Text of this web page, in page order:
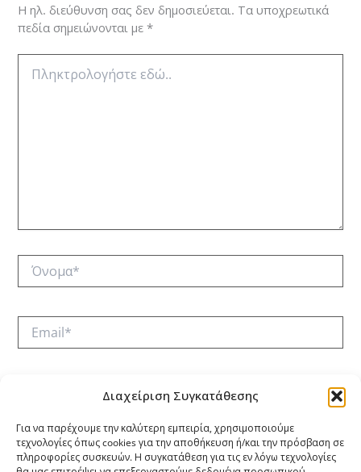
Διαχείριση Συγκατάθεσης
Για να παρέχουμε την καλύτερη εμπειρία, χρησιμοποιούμε
τεχνολογίες όπως cookies για την αποθήκευση ή/και την πρόσβαση σε
πληροφορίες συσκευών. Η συγκατάθεση για τις εν λόγω τεχνολογίες
Η ηλ. διεύθυνση σας δεν δημοσιεύεται. Τα υποχρεωτικά
πεδία σημειώνονται με *
εδώ..
Όνομα*
Αποθήκευσε το όνομά μου, email, και τον ιστότοπο μου